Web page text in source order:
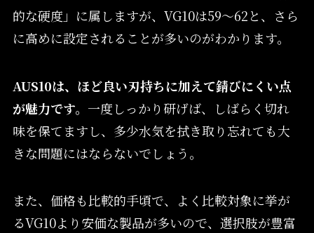
的な硬度」に属しますが、VG10は59〜62と、さら
に高めに設定されることが多いのがわかります。
AUS10は、ほど良い刃持ちに加えて錆びにくい点
が魅力です。 一度しっかり研げば、しばらく切れ
味を保てますし、多少水気を拭き取り忘れても大
きな問題にはならないでしょう。
また、価格も比較的手頃で、よく比較対象に挙が
るVG10より安価な製品が多いので、選択肢が豊富